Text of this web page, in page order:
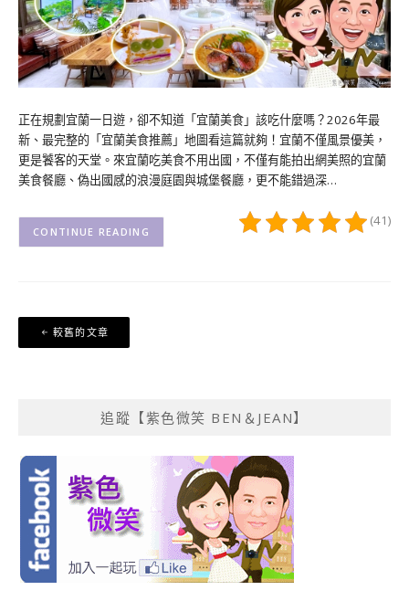
正在規劃宜蘭一日遊，卻不知道「宜蘭美食」該吃什麼嗎？2026年最
新、最完整的「宜蘭美食推薦」地圖看這篇就夠！宜蘭不僅風景優美，
更是饕客的天堂。來宜蘭吃美食不用出國，不僅有能拍出網美照的宜蘭
美食餐廳、偽出國感的浪漫庭園與城堡餐廳，更不能錯過深…
(41)
CONTINUE READING
文
章
較舊的文章
追蹤【紫色微笑 BEN＆JEAN】